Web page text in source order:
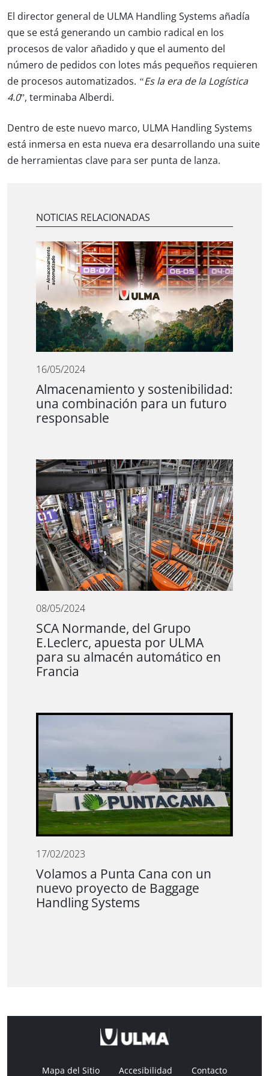
El director general de ULMA Handling Systems añadía
que se está generando un cambio radical en los
procesos de valor añadido y que el aumento del
número de pedidos con lotes más pequeños requieren
de procesos automatizados. “Es la era de la Logística
4.0”, terminaba Alberdi.
Dentro de este nuevo marco, ULMA Handling Systems
está inmersa en esta nueva era desarrollando una suite
de herramientas clave para ser punta de lanza.
NOTICIAS RELACIONADAS
16/05/2024
Almacenamiento y sostenibilidad:
una combinación para un futuro
responsable
08/05/2024
SCA Normande, del Grupo
E.Leclerc, apuesta por ULMA
para su almacén automático en
Francia
17/02/2023
Volamos a Punta Cana con un
nuevo proyecto de Baggage
Handling Systems
Mapa del Sitio Accesibilidad Contacto